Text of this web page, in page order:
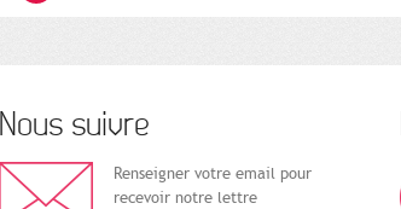
Nous suivre
Renseigner votre email pour
recevoir notre lettre